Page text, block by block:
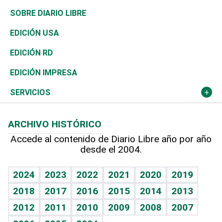
José Boquete
Reportajes
Asia
África
Ocenanía
Caribe
Resto del mundo
Consumo
Vivienda
Telecom.
Global y variable
Economía personal
Belleza
Buena Vida
Sociales
Novedades
Podcast Arte Libre
Hablando con el pediatra
Vida y familia
Eñe
Celebrando la vida
Golf
Ciclismo
Tenis
Olimpismo
Más deportes
TBT Deportivo
De buena tinta
En Directo
El Espía
Noticiero Poteleche
Columnistas
Más firmas
Clima
Tecnología
Historia
Martes de tecnología
Cambio climático
Mundo
Economía
Revista
Deportes
Opinión
Hecho en casa
Guía del dinero
SOBRE DIARIO LIBRE
EDICIÓN USA
EDICIÓN RD
EDICIÓN IMPRESA
SERVICIOS
Cumpleaños
Horóscopos
Crucigramas
ARCHIVO HISTÓRICO
Accede al contenido de Diario Libre año por año
desde el 2004.
2024 2023 2022 2021 2020
2019
2018
2017 2016 2015 2014
2013
2012
2011 2010 2009 2008
2007